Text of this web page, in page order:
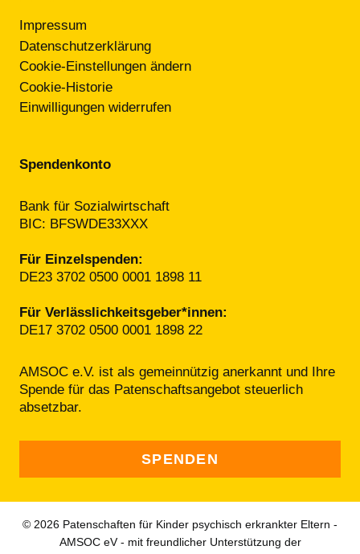
Impressum
Datenschutzerklärung
Cookie-Einstellungen ändern
Cookie-Historie
Einwilligungen widerrufen
Spendenkonto
Bank für Sozialwirtschaft
BIC: BFSWDE33XXX
Für Einzelspenden:
DE23 3702 0500 0001 1898 11
Für Verlässlichkeitsgeber*innen:
DE17 3702 0500 0001 1898 22
AMSOC e.V. ist als gemeinnützig anerkannt und Ihre
Spende für das Patenschafts­angebot steuerlich
absetzbar.
SPENDEN
© 2026 Patenschaften für Kinder psychisch erkrankter Eltern -
AMSOC eV - mit freundlicher Unterstützung der